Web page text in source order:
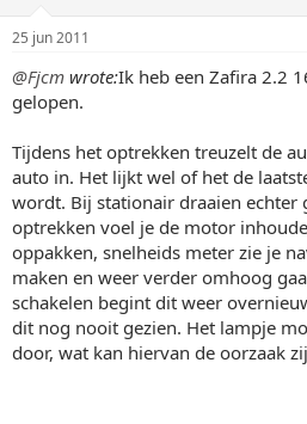
25 jun 2011
@Fjcm wrote:Ik heb een Zafira 2.2
gelopen.
Tijdens het optrekken treuzelt de
auto in. Het lijkt wel of het de
wordt. Bij stationair draaien echter
optrekken voel je de motor
oppakken, snelheids meter zie je
maken en weer verder omhoog
schakelen begint dit weer
dit nog nooit gezien. Het lampje
door, wat kan hiervan de oorzaak